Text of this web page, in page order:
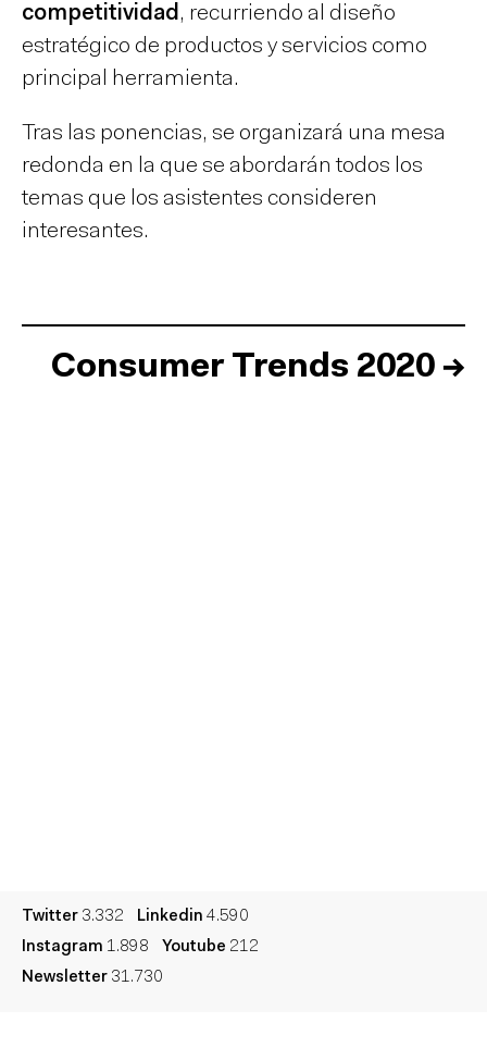
competitividad , recurriendo al diseño
estratégico de productos y servicios como
principal herramienta.
Tras las ponencias, se organizará una mesa
redonda en la que se abordarán todos los
temas que los asistentes consideren
interesantes.
Consumer Trends 2020 →
Twitter 3.332 Linkedin 4.590
Instagram 1.898 Youtube 212
Newsletter 31.730